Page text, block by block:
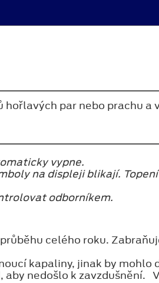
par nebo prachu a
vypne.
na displeji blikají.
odborníkem.
celého roku.
kapaliny, jinak by mohlo
, aby nedošlo k zavzdušnění.